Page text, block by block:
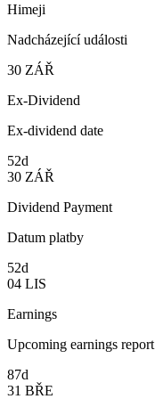
Himeji
Nadcházející události
30 ZÁŘ
Ex-Dividend
Ex-dividend date
52d
30 ZÁŘ
Dividend Payment
Datum platby
52d
04 LIS
Earnings
Upcoming earnings report
87d
31 BŘE